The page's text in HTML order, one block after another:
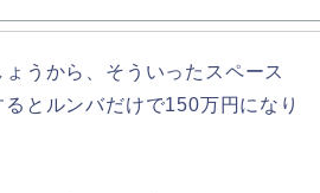
うから、そういったスペース
とルンバだけで150万円になり